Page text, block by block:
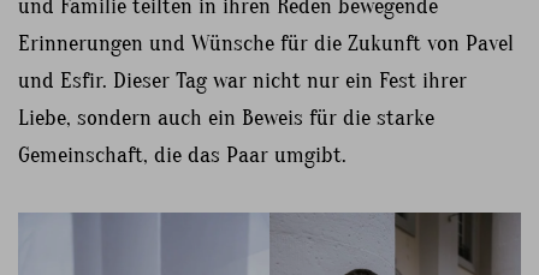
und Familie teilten in ihren Reden bewegende
Erinnerungen und Wünsche für die Zukunft von Pavel
und Esfir. Dieser Tag war nicht nur ein Fest ihrer
Liebe, sondern auch ein Beweis für die starke
Gemeinschaft, die das Paar umgibt.